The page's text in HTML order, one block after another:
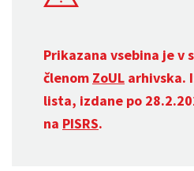
Prikazana vsebina je v
členom ZoUL arhivska.
lista, izdane po
na PISRS.